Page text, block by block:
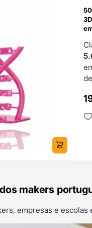
makers
empresas e escolas